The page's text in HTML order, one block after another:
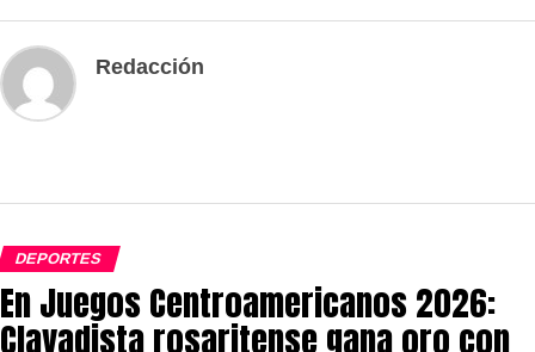
Redacción
DEPORTES
En Juegos Centroamericanos 2026:
Clavadista rosaritense gana oro con